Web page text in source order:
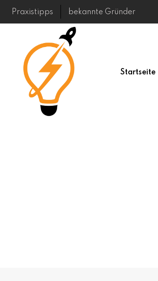
Skip
Praxistipps bekannte Gründer
Startseite